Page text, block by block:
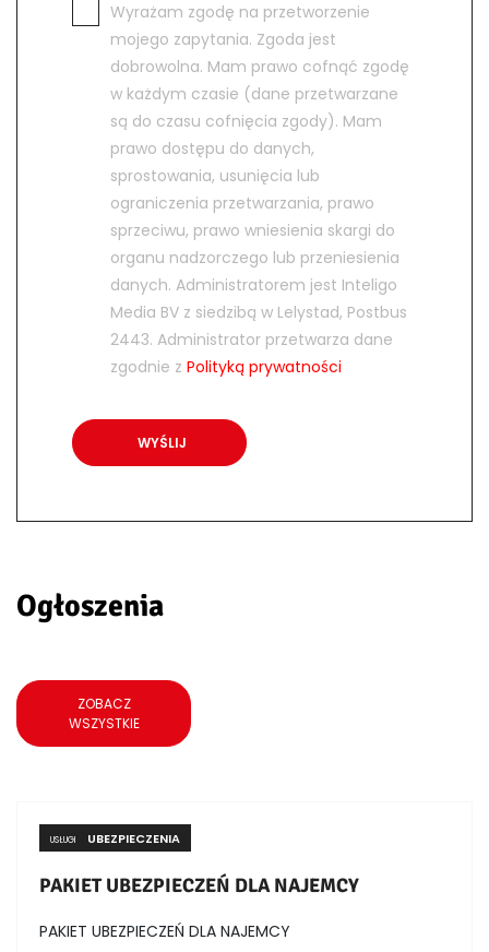
Wyrażam zgodę na przetworzenie
mojego zapytania. Zgoda jest
dobrowolna. Mam prawo cofnąć zgodę
w każdym czasie (dane przetwarzane
są do czasu cofnięcia zgody). Mam
prawo dostępu do danych,
sprostowania, usunięcia lub
ograniczenia przetwarzania, prawo
sprzeciwu, prawo wniesienia skargi do
organu nadzorczego lub przeniesienia
danych. Administratorem jest Inteligo
Media BV z siedzibą w Lelystad, Postbus
2443. Administrator przetwarza dane
zgodnie z Polityką prywatności
Ogłoszenia
ZOBACZ
WSZYSTKIE
USŁUGI UBEZPIECZENIA
PAKIET UBEZPIECZEŃ DLA NAJEMCY
PAKIET UBEZPIECZEŃ DLA NAJEMCY